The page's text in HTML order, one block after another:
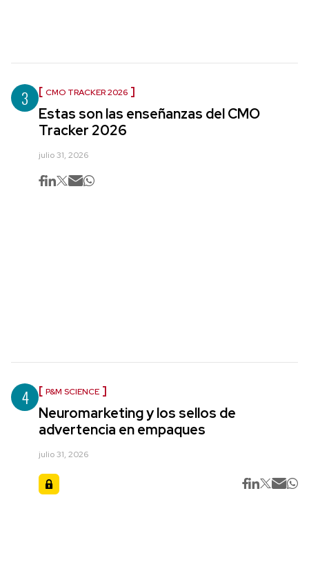
3 CMO TRACKER 2026
Estas son las enseñanzas del CMO
Tracker 2026
julio 31, 2026
4 P&M SCIENCE
Neuromarketing y los sellos de
advertencia en empaques
julio 31, 2026